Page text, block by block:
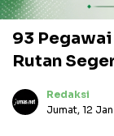
93
Rutan
Redaksi
Jumat, 12